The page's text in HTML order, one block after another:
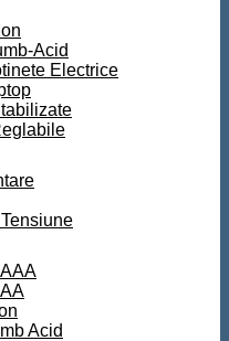
Acid
Electrice
Acid